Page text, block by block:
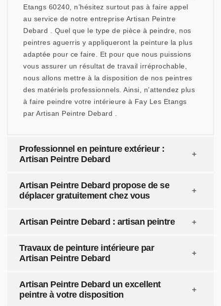
Etangs 60240, n’hésitez surtout pas à faire appel
au service de notre entreprise Artisan Peintre
Debard . Quel que le type de pièce à peindre, nos
peintres aguerris y appliqueront la peinture la plus
adaptée pour ce faire. Et pour que nous puissions
vous assurer un résultat de travail irréprochable,
nous allons mettre à la disposition de nos peintres
des matériels professionnels. Ainsi, n’attendez plus
à faire peindre votre intérieure à Fay Les Etangs
par Artisan Peintre Debard .
Professionnel en peinture extérieur :
Artisan Peintre Debard
Artisan Peintre Debard propose de se
déplacer gratuitement chez vous
Artisan Peintre Debard : artisan peintre
Travaux de peinture intérieure par
Artisan Peintre Debard
Artisan Peintre Debard un excellent
peintre à votre disposition